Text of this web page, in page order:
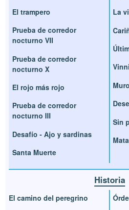
El trampero
Prueba de corredor
nocturno VII
Prueba de corredor
nocturno X
El rojo más rojo
Prueba de corredor
nocturno III
Desafío - Ajo y sardinas
Santa Muerte
La
Sin
Historia
El camino del peregrino